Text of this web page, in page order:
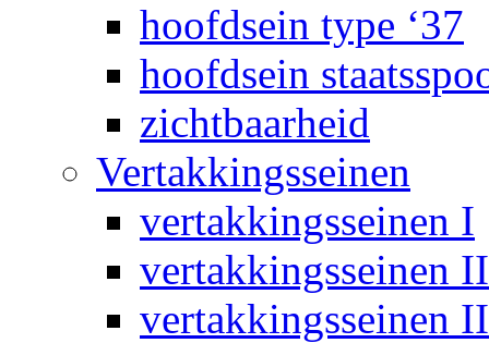
hoofdsein type ‘37
hoofdsein
zichtbaarheid
Vertakkingsseinen
vertakkingsseinen I
vertakkingsseinen II
vertakkingsseinen